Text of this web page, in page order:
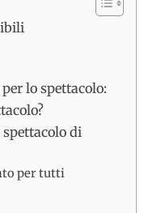
lo spettacolo:
di
per tutti